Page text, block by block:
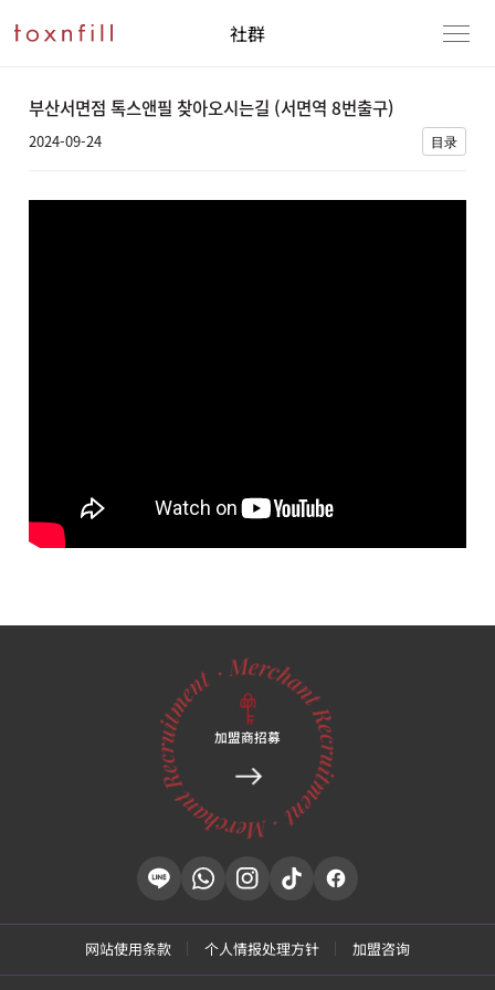
社群
부산서면점 톡스앤필 찾아오시는길 (서면역 8번출구)
2024-09-24 目录
加盟商招募
网站使用条款 个人情报处理方针 加盟咨询